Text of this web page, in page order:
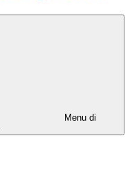
Menu di